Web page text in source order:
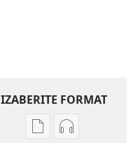
IZABERITE FORMAT
PostavkePostavke